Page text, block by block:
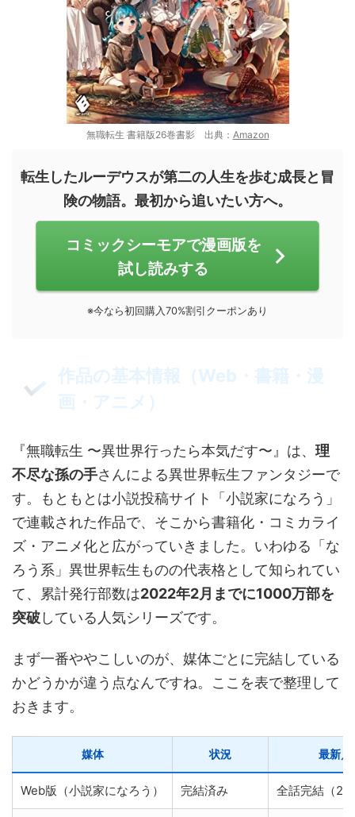
無職転生 書籍版26巻書影 出典： Amazon
転生したルーデウスが第二の人生を歩む成長と冒
険の物語。最初から追いたい方へ。
コミックシーモアで漫画版を
試し読みする
※今なら初回購入70%割引クーポンあり
作品の基本情報（Web・書籍・漫
画・アニメ）
『無職転生 〜異世界行ったら本気だす〜』は、 理
不尽な孫の手さんによる異世界転生ファンタジーで
す。もともとは小説投稿サイト「小説家になろう」
で連載された作品で、そこから書籍化・コミカライ
ズ・アニメ化と広がっていきました。いわゆる「な
ろう系」異世界転生ものの代表格として知られてい
て、累計発行部数は2022年2月までに1000万部を
突破している人気シリーズです。
まず一番ややこしいのが、媒体ごとに完結している
かどうかが違う点なんですね。ここを表で整理して
おきます。
媒体 状況 最新／
Web版（小説家になろう） 完結済み 全話完結（